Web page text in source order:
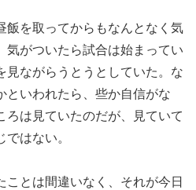
飯を取ってからもなんとなく気
気がついたら試合は始まってい
見ながらうとうとしていた。な
といわれたら、些か自信がな
ろは見ていたのだが、見ていて
はない。
ことは間違いなく、それが今日